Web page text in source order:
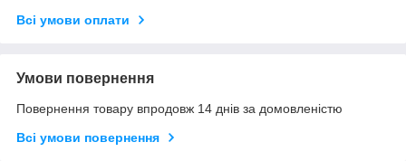
Всі умови оплати
Умови повернення
Повернення товару впродовж 14 днів за домовленістю
Всі умови повернення